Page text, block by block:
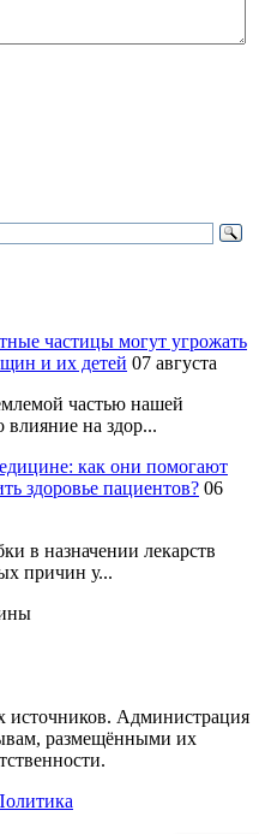
частицы могут угрожать
и их детей 07 августа
частью нашей
на здор...
как они помогают
здоровье пациентов? 06
в назначении лекарств
причин у...
источников. Администрация
размещёнными их